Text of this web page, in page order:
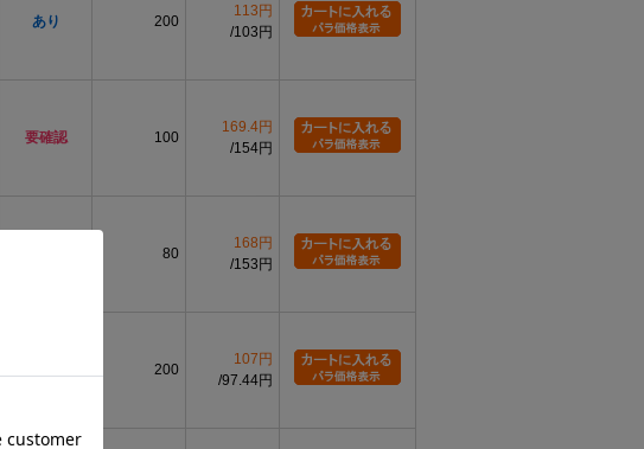
あり 200
113円
103円
要確認 100
169.4円
154円
80
168円
153円
200
107円
97.44円